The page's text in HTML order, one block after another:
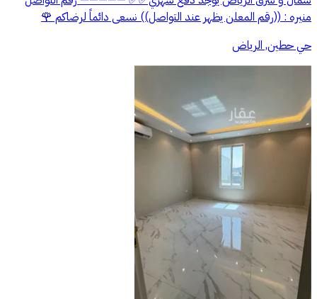
منيره : ((رقم المعلن يظهر عند التواصل)) نسعى دائماً لرضاكم 🌹
حي حطين, الرياض